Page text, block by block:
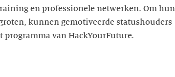
en professionele netwerken. Om hun
kunnen gemotiveerde statushouders
van HackYourFuture.